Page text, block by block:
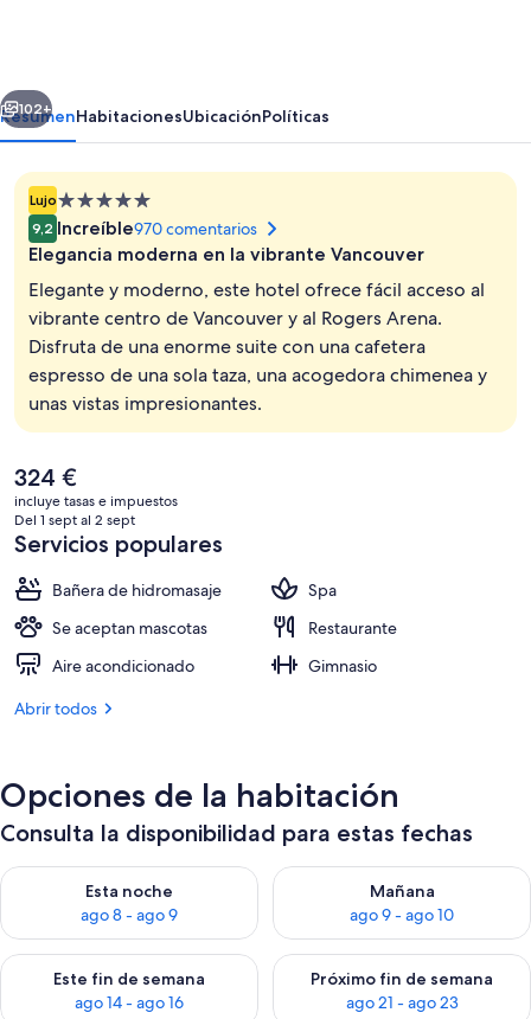
Siguiente
102+
ResumenHabitacionesUbicaciónPolíticas
LujoAlojamiento
de
5.0 estrellas
9,2 Increíble970 comentarios
Elegancia moderna en la vibrante Vancouver
Elegante y moderno, este hotel ofrece fácil acceso al
vibrante centro de Vancouver y al Rogers Arena.
Disfruta de una enorme suite con una cafetera
espresso de una sola taza, una acogedora chimenea y
unas vistas impresionantes.
El
precio
actual
es
de
324 €
324 €
incluye tasas e impuestos
Del 1 sept al 2 sept
Servicios populares
Bañera de hidromasaje
Spa
Se aceptan mascotas
Restaurante
Aire acondicionado
Gimnasio
Abrir todos
Opciones de la habitación
Consulta la disponibilidad para estas fechas
Esta noche
ago 8 - ago 9
Consulta la disponibilidad para esta noche, ago 8 - ago 9
Mañana
ago 9 - ago 10
Consulta la disponibilidad
Este fin de semana
ago 14 - ago 16
Consulta la disponibilidad para este fin de semana, ago 14 -
Próximo fin de semana
ago 21 - ago 23
Consulta la disponibilidad